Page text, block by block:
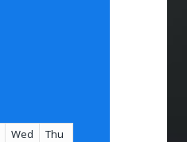
Wed Thu